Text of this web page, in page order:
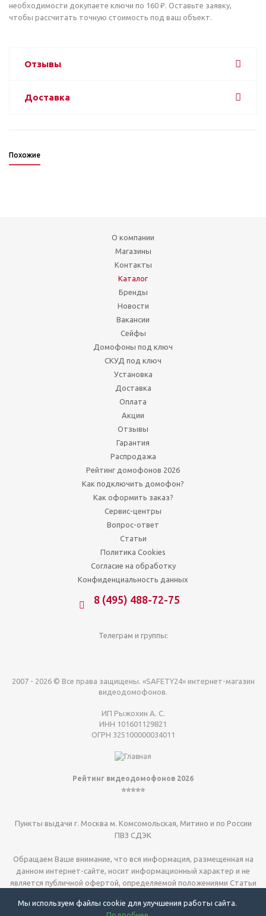
необходимости докупаете ключи по 160 ₽. Оставьте заявку,
чтобы рассчитать точную стоимость под ваш объект.
Отзывы
Доставка
Похожие
О компании
Магазины
Контакты
Каталог
Бренды
Новости
Вакансии
Сейфы
Домофоны под ключ
СКУД под ключ
Установка
Доставка
Оплата
Акции
Отзывы
Гарантия
Распродажа
Рейтинг домофонов 2026
Как подключить домофон?
Как оформить заказ?
Сервис-центры
Вопрос-ответ
Статьи
Политика Cookies
Согласие на обработку
Конфиденциальность данных
8 (495) 488-72-75
Телеграм и группы:
2007 - 2026 © Все права защищены. «SAFETY24» интернет-магазин
видеодомофонов.
ИП Рыжохин А. С.
ИНН 101601129821
ОГРН 325100000034011
Рейтинг видеодомофонов 2026
⭐⭐⭐⭐⭐
Пункты выдачи г. Москва м. Комсомольская, Митино и по России
ПВЗ СДЭК
Обращаем Ваше внимание, что вся информация, размещенная на
данном интернет-сайте, носит информационный характер и не
является публичной офертой, определяемой положениями Статьи
Мы используем файлы cookie для улучшения работы сайта.